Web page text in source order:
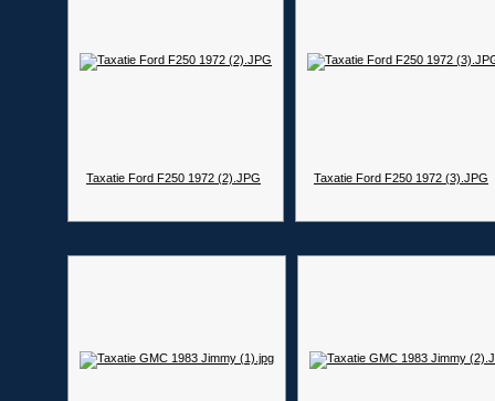
Taxatie Ford F250 1972 (2).JPG Taxatie Ford F250 1972 (3).JPG